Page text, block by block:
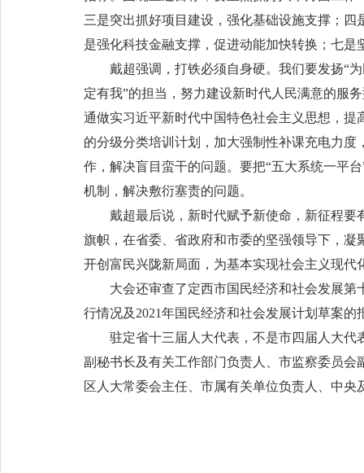
三是突出抓好项目建设，强化基础设施支撑；
是强化科技金融支撑，促进动能加快转换；七
戴超强调，打铁必须自身硬。我们要发扬“为
定有我”的担当，努力建设新时代人民满意的服
通做实习近平新时代中国特色社会主义思想，
的分级分类培训计划，加大强制性补课充电力
作，解决盲目蛮干的问题。要把“五大系统一平
机制，解决敷衍塞责的问题。
戴超最后说，新时代赋予新使命，新征程要
旗帜，在省委、省政府和市委的坚强领导下，
开创富民兴陇新局面，为基本实现社会主义现代
大会还审查了定西市国民经济和社会发展第
行情况及2021年国民经济和社会发展计划草案
驻定省十三届人大代表，不是市四届人大代
副秘书长及有关工作部门负责人、市监察委员
区人大常委会主任、市属有关单位负责人、中